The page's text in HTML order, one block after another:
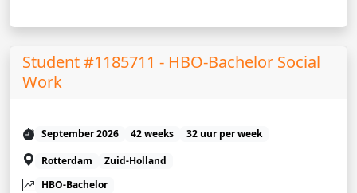
Student #1185711 - HBO-Bachelor Social
Work
September 2026 42 weeks
32 uur per week
Rotterdam
Zuid-Holland
HBO-Bachelor